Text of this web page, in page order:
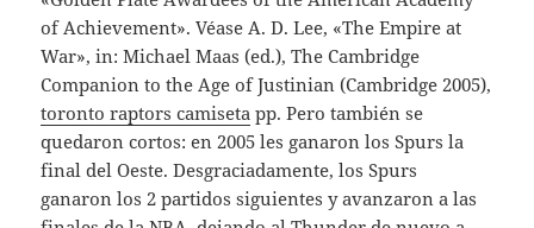
of Achievement». Véase A. D. Lee, «The Empire at
War», in: Michael Maas (ed.), The Cambridge
Companion to the Age of Justinian (Cambridge 2005),
toronto raptors camiseta pp. Pero también se
quedaron cortos: en 2005 les ganaron los Spurs la
final del Oeste. Desgraciadamente, los Spurs
ganaron los 2 partidos siguientes y avanzaron a las